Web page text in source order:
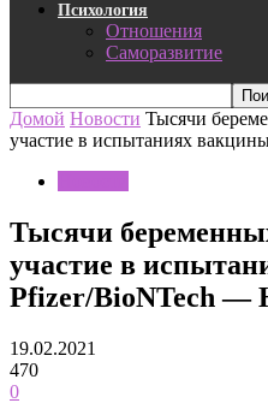
Психология
Отношения
Саморазвитие
Домой Новости Тысячи
участие в испытаниях
Тысячи
участие в
Pfizer/BioNTech —
19.02.2021
470
0